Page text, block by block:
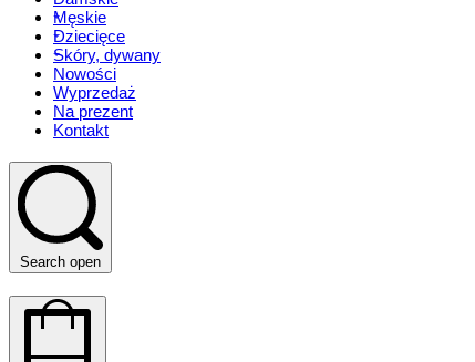
Męskie
Dziecięce
Skóry, dywany
Nowości
Wyprzedaż
Na prezent
Kontakt
Search open